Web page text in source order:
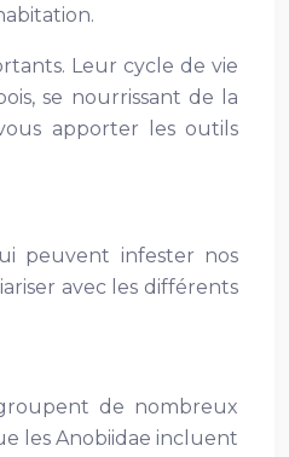
Leur cycle de vie
se nourrissant de la
apporter les outils
peuvent infester nos
avec les différents
de nombreux
les Anobiidae incluent